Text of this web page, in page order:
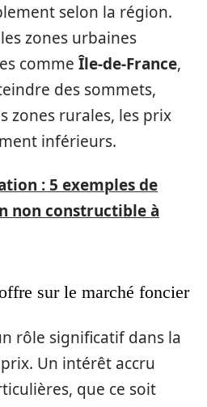
selon la région.
zones urbaines
commeÎle-de-France,
des sommets,
zones rurales, les prix
inférieurs.
: 5 exemples de
non constructible à
sur le marché foncier
rôle significatif dans la
Un intérêt accru
que ce soit